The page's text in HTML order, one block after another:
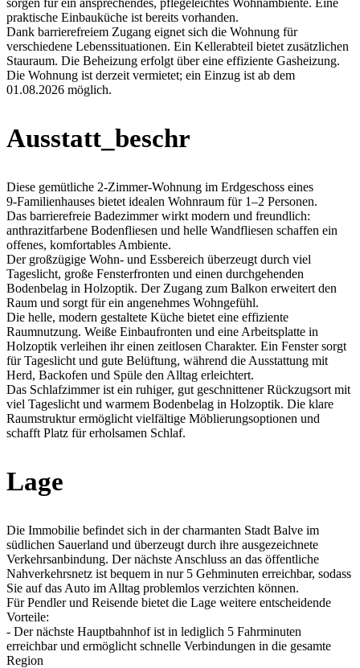
sorgen für ein ansprechendes, pflegeleichtes Wohnambiente. Eine
praktische Einbauküche ist bereits vorhanden.
Dank barrierefreiem Zugang eignet sich die Wohnung für
verschiedene Lebenssituationen. Ein Kellerabteil bietet zusätzlichen
Stauraum. Die Beheizung erfolgt über eine effiziente Gasheizung.
Die Wohnung ist derzeit vermietet; ein Einzug ist ab dem
01.08.2026 möglich.
Ausstatt_beschr
Diese gemütliche 2‑Zimmer‑Wohnung im Erdgeschoss eines
9‑Familienhauses bietet idealen Wohnraum für 1–2 Personen.
Das barrierefreie Badezimmer wirkt modern und freundlich:
anthrazitfarbene Bodenfliesen und helle Wandfliesen schaffen ein
offenes, komfortables Ambiente.
Der großzügige Wohn‑ und Essbereich überzeugt durch viel
Tageslicht, große Fensterfronten und einen durchgehenden
Bodenbelag in Holzoptik. Der Zugang zum Balkon erweitert den
Raum und sorgt für ein angenehmes Wohngefühl.
Die helle, modern gestaltete Küche bietet eine effiziente
Raumnutzung. Weiße Einbaufronten und eine Arbeitsplatte in
Holzoptik verleihen ihr einen zeitlosen Charakter. Ein Fenster sorgt
für Tageslicht und gute Belüftung, während die Ausstattung mit
Herd, Backofen und Spüle den Alltag erleichtert.
Das Schlafzimmer ist ein ruhiger, gut geschnittener Rückzugsort mit
viel Tageslicht und warmem Bodenbelag in Holzoptik. Die klare
Raumstruktur ermöglicht vielfältige Möblierungsoptionen und
schafft Platz für erholsamen Schlaf.
Lage
Die Immobilie befindet sich in der charmanten Stadt Balve im
südlichen Sauerland und überzeugt durch ihre ausgezeichnete
Verkehrsanbindung. Der nächste Anschluss an das öffentliche
Nahverkehrsnetz ist bequem in nur 5 Gehminuten erreichbar, sodass
Sie auf das Auto im Alltag problemlos verzichten können.
Für Pendler und Reisende bietet die Lage weitere entscheidende
Vorteile:
- Der nächste Hauptbahnhof ist in lediglich 5 Fahrminuten
erreichbar und ermöglicht schnelle Verbindungen in die gesamte
Region